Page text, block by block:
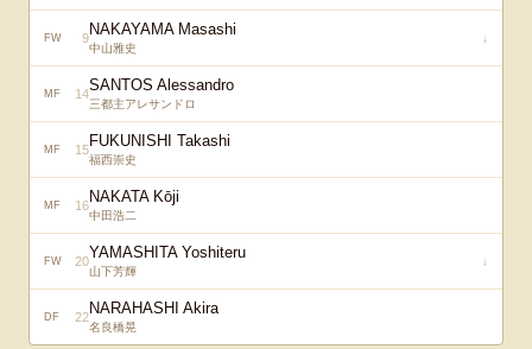
FW 9NAKAYAMA Masashi
中山雅史
↓
MF 14SANTOS Alessandro
三都主アレサンドロ
MF 15FUKUNISHI Takashi
福西崇史
MF 16NAKATA Kōji
中田浩二
FW 20YAMASHITA Yoshiteru
山下芳輝
↓
DF 22NARAHASHI Akira
名良橋晃